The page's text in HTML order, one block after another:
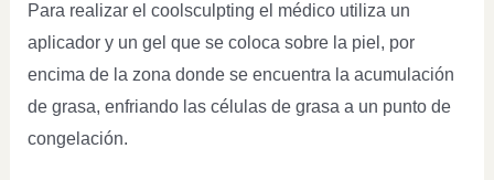
Para realizar el coolsculpting el médico utiliza un
aplicador y un gel que se coloca sobre la piel, por
encima de la zona donde se encuentra la acumulación
de grasa, enfriando las células de grasa a un punto de
congelación.